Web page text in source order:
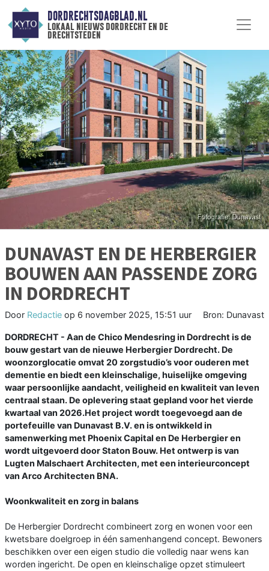
DORDRECHTSDAGBLAD.NL
lokaal nieuws dordrecht en de
drechtsteden
DUNAVAST EN DE HERBERGIER
BOUWEN AAN PASSENDE ZORG
IN DORDRECHT
Door Redactie op 6 november 2025, 15:51 uur Bron: Dunavast
DORDRECHT - Aan de Chico Mendesring in Dordrecht is de
bouw gestart van de nieuwe Herbergier Dordrecht. De
woonzorglocatie omvat 20 zorgstudio’s voor ouderen met
dementie en biedt een kleinschalige, huiselijke omgeving
waar persoonlijke aandacht, veiligheid en kwaliteit van leven
centraal staan. De oplevering staat gepland voor het vierde
kwartaal van 2026.Het project wordt toegevoegd aan de
portefeuille van Dunavast B.V. en is ontwikkeld in
samenwerking met Phoenix Capital en De Herbergier en
wordt uitgevoerd door Staton Bouw. Het ontwerp is van
Lugten Malschaert Architecten, met een interieurconcept
van Arco Architecten BNA.
Woonkwaliteit en zorg in balans
De Herbergier Dordrecht combineert zorg en wonen voor een
kwetsbare doelgroep in één samenhangend concept. Bewoners
beschikken over een eigen studio die volledig naar wens kan
worden ingericht. De open en kleinschalige opzet stimuleert